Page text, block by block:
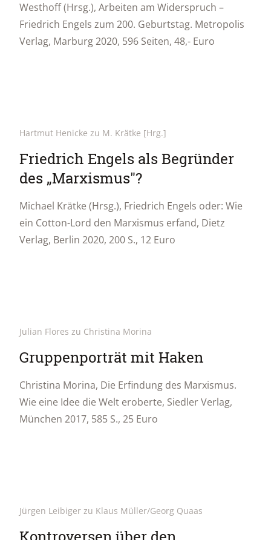
Westhoff (Hrsg.), Arbeiten am Widerspruch –
Friedrich Engels zum 200. Geburtstag. Metropolis
Verlag, Marburg 2020, 596 Seiten, 48,- Euro
Hartmut Henicke zu M. Krätke [Hrg.]
Friedrich Engels als Begründer
des „Marxismus"?
Michael Krätke (Hrsg.), Friedrich Engels oder: Wie
ein Cotton-Lord den Marxismus erfand, Dietz
Verlag, Berlin 2020, 200 S., 12 Euro
Julian Flores zu Christina Morina
Gruppenporträt mit Haken
Christina Morina, Die Erfindung des Marxismus.
Wie eine Idee die Welt eroberte, Siedler Verlag,
München 2017, 585 S., 25 Euro
Jürgen Leibiger zu Klaus Müller/Georg Quaas